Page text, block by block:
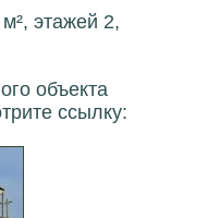
этажей 2,
объекта
ссылку: